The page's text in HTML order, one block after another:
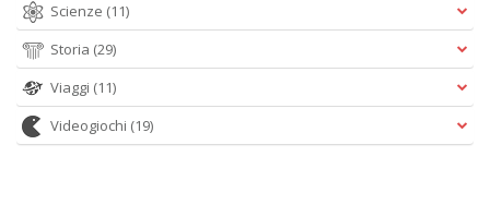
Scienze (11)
Storia (29)
Viaggi (11)
Videogiochi (19)